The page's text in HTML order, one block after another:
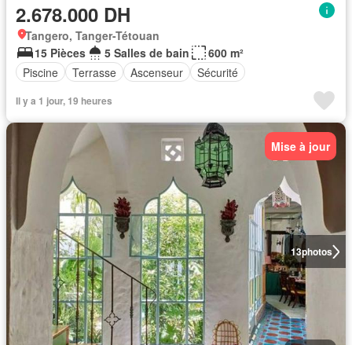
2.678.000 DH
Tangero, Tanger-Tétouan
15 Pièces
5 Salles de bain
600 m²
Piscine
Terrasse Ascenseur Sécurité
Il y a 1 jour, 19 heures
13photos
Mise à jour